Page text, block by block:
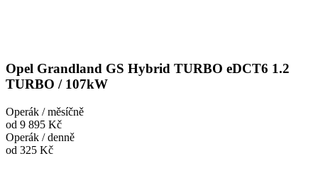
Opel Grandland GS Hybrid TURBO eDCT6 1.2
TURBO / 107kW
Operák / měsíčně
od 9 895 Kč
Operák / denně
od 325 Kč